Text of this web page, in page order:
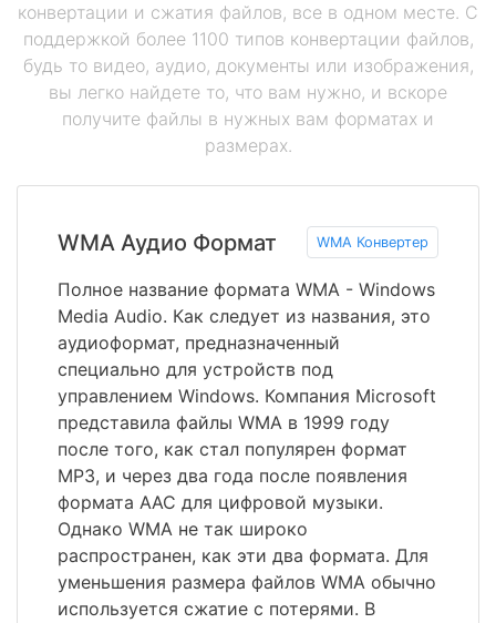
конвертации и сжатия файлов, все в одном месте. С
поддержкой более 1100 типов конвертации файлов,
будь то видео, аудио, документы или изображения,
вы легко найдете то, что вам нужно, и вскоре
получите файлы в нужных вам форматах и
размерах.
WMA Аудио Формат WMA Конвертер
Полное название формата WMA - Windows
Media Audio. Как следует из названия, это
аудиоформат, предназначенный
специально для устройств под
управлением Windows. Компания Microsoft
представила файлы WMA в 1999 году
после того, как стал популярен формат
MP3, и через два года после появления
формата AAC для цифровой музыки.
Однако WMA не так широко
распространен, как эти два формата. Для
уменьшения размера файлов WMA обычно
используется сжатие с потерями. В